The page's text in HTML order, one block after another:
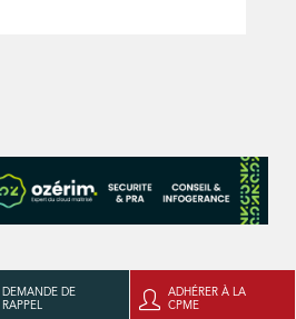
DEMANDE DE
RAPPEL
ADHÉRER À LA
CPME